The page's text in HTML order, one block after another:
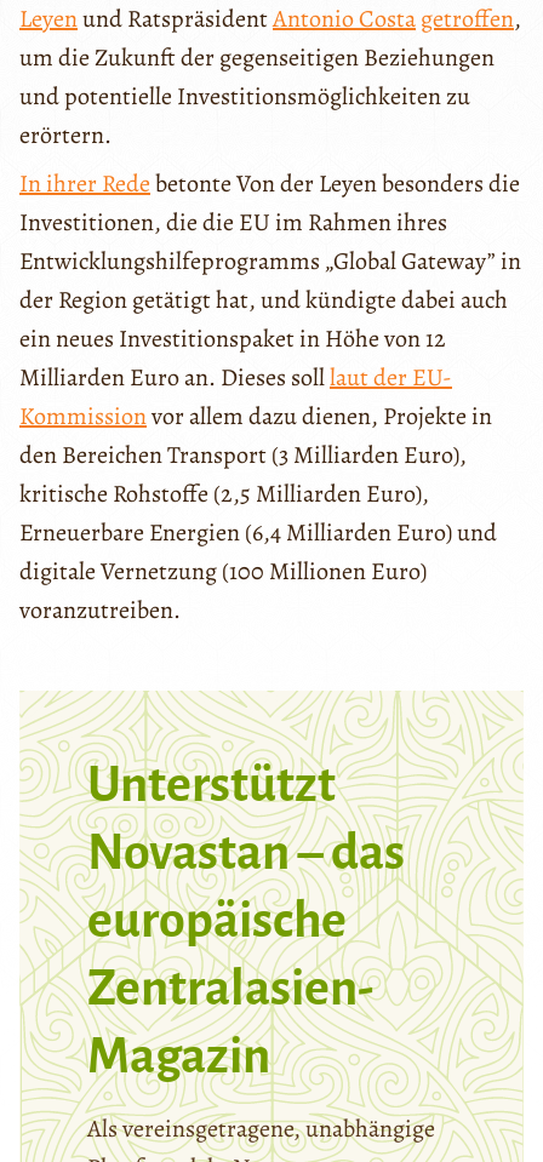
Leyenund RatspräsidentAntonio Costagetroffen,
um die Zukunft der gegenseitigen Beziehungen
und potentielle Investitionsmöglichkeiten zu
erörtern.
In ihrer Redebetonte Von der Leyen besonders die
Investitionen, die die EU im Rahmen ihres
Entwicklungshilfeprogramms „Global Gateway” in
der Region getätigt hat, und kündigte dabei auch
ein neues Investitionspaket in Höhe von 12
Milliarden Euro an. Dieses solllaut der EU-
Kommissionvor allem dazu dienen, Projekte in
den Bereichen Transport (3 Milliarden Euro),
kritische Rohstoffe (2,5 Milliarden Euro),
Erneuerbare Energien (6,4 Milliarden Euro) und
digitale Vernetzung (100 Millionen Euro)
voranzutreiben.
Unterstützt
Novastan – das
europäische
Zentralasien-
Magazin
Als vereinsgetragene, unabhängige